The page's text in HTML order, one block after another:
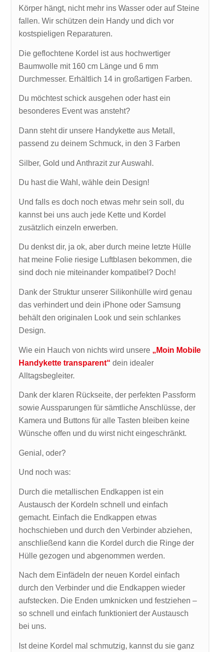
Körper hängt, nicht mehr ins Wasser oder auf Steine
fallen. Wir schützen dein Handy und dich vor
kostspieligen Reparaturen.
Die geflochtene Kordel ist aus hochwertiger
Baumwolle mit 160 cm Länge und 6 mm
Durchmesser. Erhältlich 14 in großartigen Farben.
Du möchtest schick ausgehen oder hast ein
besonderes Event was ansteht?
Dann steht dir unsere Handykette aus Metall,
passend zu deinem Schmuck, in den 3 Farben
Silber, Gold und Anthrazit zur Auswahl.
Du hast die Wahl, wähle dein Design!
Und falls es doch noch etwas mehr sein soll, du
kannst bei uns auch jede Kette und Kordel
zusätzlich einzeln erwerben.
Du denkst dir, ja ok, aber durch meine letzte Hülle
hat meine Folie riesige Luftblasen bekommen, die
sind doch nie miteinander kompatibel? Doch!
Dank der Struktur unserer Silikonhülle wird genau
das verhindert und dein iPhone oder Samsung
behält den originalen Look und sein schlankes
Design.
Wie ein Hauch von nichts wird unsere „Moin Mobile
Handykette transparent“dein idealer
Alltagsbegleiter.
Dank der klaren Rückseite, der perfekten Passform
sowie Aussparungen für sämtliche Anschlüsse, der
Kamera und Buttons für alle Tasten bleiben keine
Wünsche offen und du wirst nicht eingeschränkt.
Genial, oder?
Und noch was:
Durch die metallischen Endkappen ist ein
Austausch der Kordeln schnell und einfach
gemacht. Einfach die Endkappen etwas
hochschieben und durch den Verbinder abziehen,
anschließend kann die Kordel durch die Ringe der
Hülle gezogen und abgenommen werden.
Nach dem Einfädeln der neuen Kordel einfach
durch den Verbinder und die Endkappen wieder
aufstecken. Die Enden umknicken und festziehen –
so schnell und einfach funktioniert der Austausch
bei uns.
Ist deine Kordel mal schmutzig, kannst du sie ganz